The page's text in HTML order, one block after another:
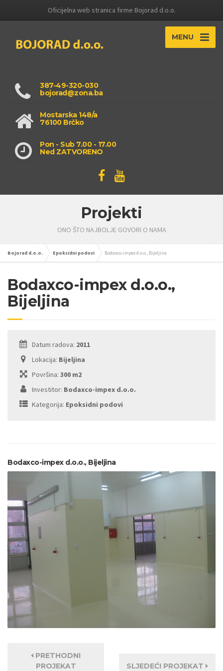
Oficijelna web stranica firme Bojorad d.o.o.
MENU
387-49-320-030
bojorad@zona.ba
Mostarska 148/a
76100 Brčko
Pon - Sub 7.00 - 17.00
Ned ZATVORENO
Projekti
ONO ŠTO NAJBOLJE GOVORI O NAMA
Bojorad d.o.o. Epoksidni podovi Bodaxco-impex d.o.o., Bijeljina
Bodaxco-impex d.o.o.,
Bijeljina
Datum radova: 2011
Lokacija: Bijeljina
Površina: 300 m2
Investitor: Bodaxco-impex d.o.o.
Kategorija: Epoksidni podovi
Bodaxco-impex d.o.o., Bijeljina
PRETHODNI
PROJEKAT
SLJEDEĆI PROJEKAT